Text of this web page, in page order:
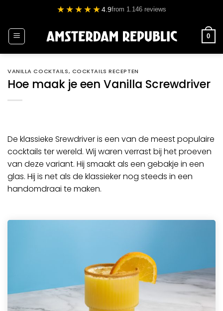
inhoud
★★★★★4.9from 1.146 reviews
0
VANILLA COCKTAILS, COCKTAILS RECEPTEN
Hoe maak je een Vanilla Screwdriver
De klassieke Srewdriveris een van de meest populaire
cocktails ter wereld. Wij waren verrast bij het proeven
van deze variant. Hij smaakt als een gebakje in een
glas. Hij is net als de klassiekernog steeds in een
handomdraai te maken.